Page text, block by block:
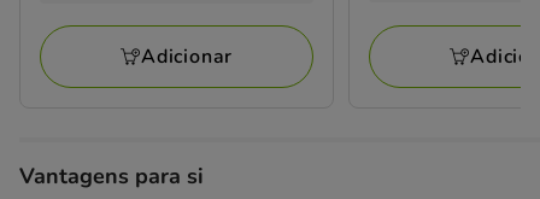
avaliações
24.78€
Adicionar
77.29€
Vantagens para si